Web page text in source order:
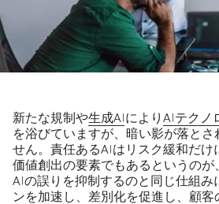
新たな規制や生成AIにより AIテクノ
を浴びていますが、暗い影が落とさ
せん。責任あるAIはリスク緩和だけ
価値創出の要素でもあるというのが
AIの誤りを抑制するのと同じ仕組み
ンを加速し、差別化を促進し、顧客